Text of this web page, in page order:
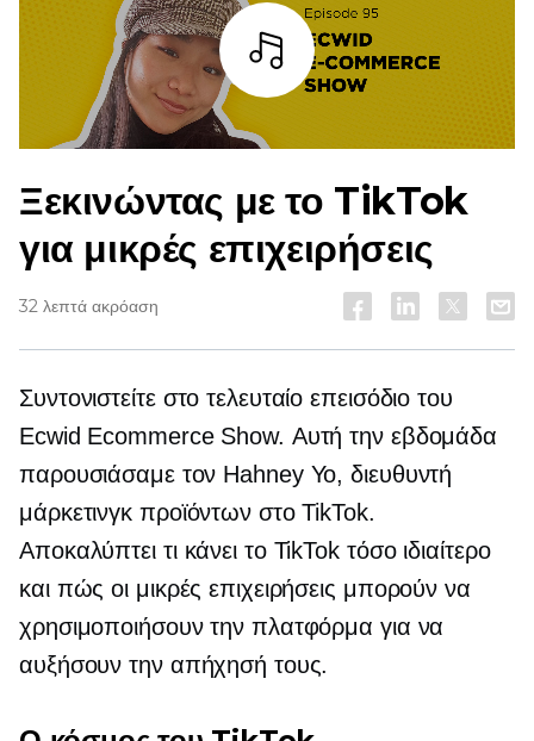
Άκουσε
Ξεκινώντας με το TikTok
για μικρές επιχειρήσεις
32 λεπτά ακρόαση
Συντονιστείτε στο τελευταίο επεισόδιο του
Ecwid Ecommerce Show. Αυτή την εβδομάδα
παρουσιάσαμε τον Hahney Yo, διευθυντή
μάρκετινγκ προϊόντων στο TikTok.
Αποκαλύπτει τι κάνει το TikTok τόσο ιδιαίτερο
και πώς οι μικρές επιχειρήσεις μπορούν να
χρησιμοποιήσουν την πλατφόρμα για να
αυξήσουν την απήχησή τους.